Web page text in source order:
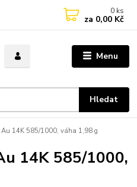
Menu
Hledat
0 ks
za 0,00 Kč
Au 14K 585/1000, váha 1,98 g
14K 585/1000,